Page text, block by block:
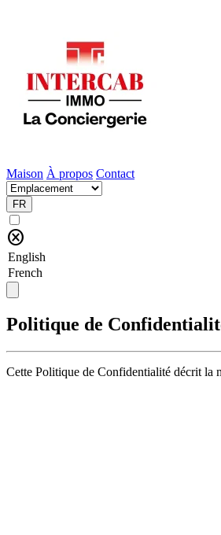
Maison À propos Contact
FR
cancel
Politique de
Cette Politique de Confidentialité décrit la